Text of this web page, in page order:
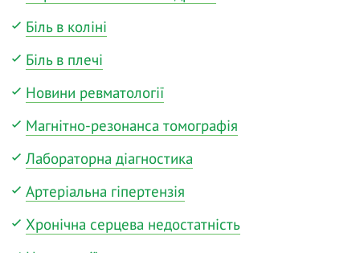
Біль в коліні
Біль в плечі
Новини ревматології
Магнітно-резонанса томографія
Лабораторна діагностика
Артеріальна гіпертензія
Хронічна серцева недостатність